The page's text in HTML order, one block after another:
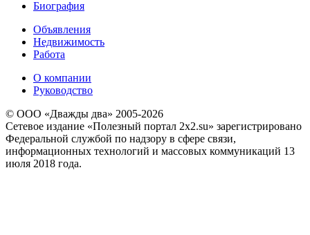
Биография
Объявления
Недвижимость
Работа
О компании
Руководство
© ООО «Дважды два» 2005-2026
Сетевое издание «Полезный портал 2x2.su» зарегистрировано
Федеральной службой по надзору в сфере связи,
информационных технологий и массовых коммуникаций 13
июля 2018 года.